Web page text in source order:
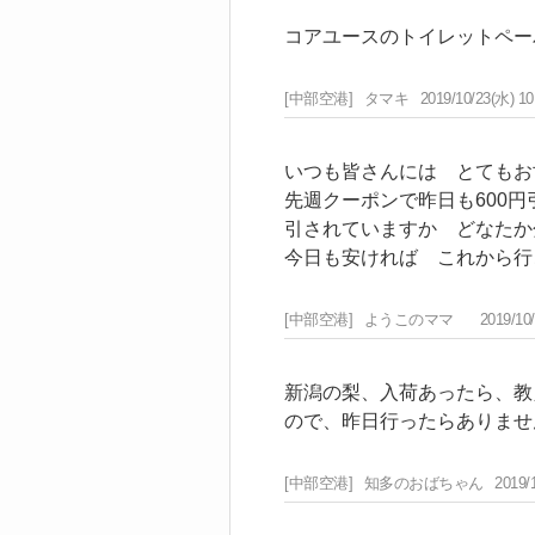
コアユースのトイレットペ
[中部空港] タマキ 2019/10/23(水)
いつも皆さんには とてもお
先週クーポンで昨日も600
引されていますか どなたか
今日も安ければ これから行
[中部空港] ようこのママ 2019/
新潟の梨、入荷あったら、
ので、昨日行ったらありま
[中部空港] 知多のおばちゃん 2019/